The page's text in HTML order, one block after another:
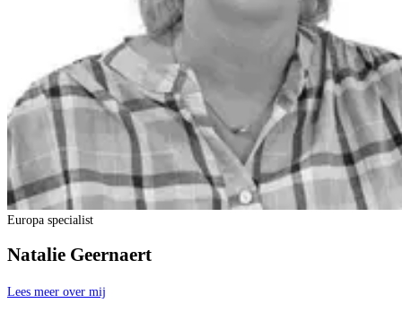
Europa specialist
Natalie Geernaert
Lees meer over mij